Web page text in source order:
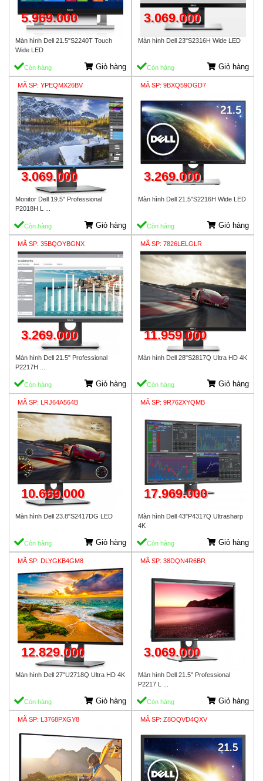
5.969.000
Màn hình Dell 21.5"S2240T Touch
Wide LED
Còn hàng Giỏ hàng
3.069.000
Màn hình Dell 23"S2316H Wide LED
Còn hàng Giỏ hàng
MÃ SP: YPEQMX26BV
3.069.000
Monitor Dell 19.5" Professional
P2018H L ...
Còn hàng Giỏ hàng
MÃ SP: 9BXQ59OGD7
3.269.000
Màn hình Dell 21.5"S2216H Wide LED
Còn hàng Giỏ hàng
MÃ SP: 35BQOYBGNX
3.269.000
Màn hình Dell 21.5" Professional
P2217H ...
Còn hàng Giỏ hàng
MÃ SP: 7826LELGLR
11.959.000
Màn hình Dell 28"S2817Q Ultra HD 4K
Còn hàng Giỏ hàng
MÃ SP: LRJ64A564B
10.669.000
Màn hình Dell 23.8"S2417DG LED
Còn hàng Giỏ hàng
MÃ SP: 9R762XYQMB
17.969.000
Màn hình Dell 43"P4317Q Ultrasharp
4K
Còn hàng Giỏ hàng
MÃ SP: DLYGKB4GM8
12.829.000
Màn hình Dell 27"U2718Q Ultra HD 4K
Còn hàng Giỏ hàng
MÃ SP: 38DQN4R6BR
3.069.000
Màn hình Dell 21.5" Professional
P2217 L ...
Còn hàng Giỏ hàng
MÃ SP: L3768PXGY8 MÃ SP: Z8OQVD4QXV